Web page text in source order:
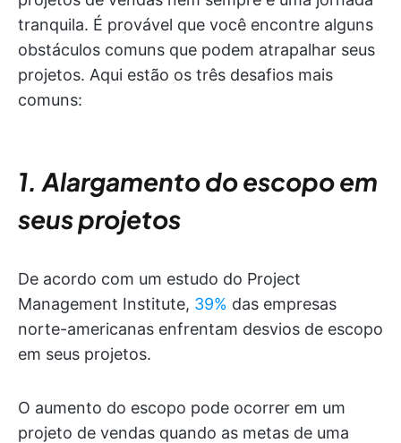
tranquila. É provável que você encontre alguns
obstáculos comuns que podem atrapalhar seus
projetos. Aqui estão os três desafios mais
comuns:
1. Alargamento do escopo em
seus projetos
De acordo com um estudo do Project
Management Institute, 39% das empresas
norte-americanas enfrentam desvios de escopo
em seus projetos.
O aumento do escopo pode ocorrer em um
projeto de vendas quando as metas de uma